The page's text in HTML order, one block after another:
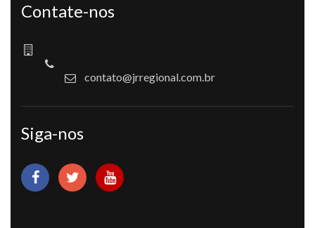
Contate-nos
contato@jrregional.com.br
Siga-nos